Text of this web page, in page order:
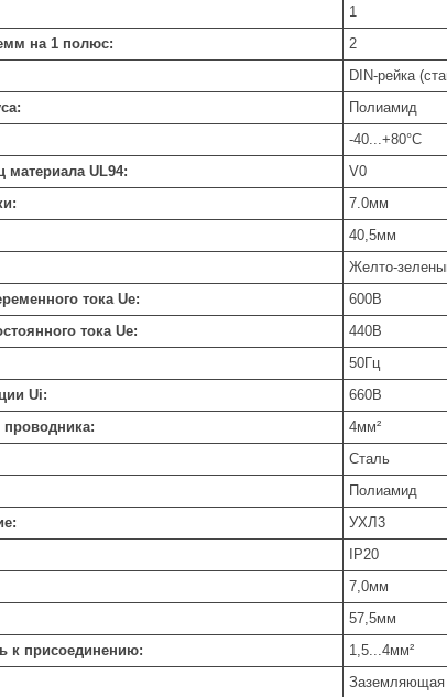
1
на 1 полюс:
2
DIN-рейка
Полиамид
-40...+80°C
материала UL94:
V0
7.0мм
40,5мм
Желто-
тока Ue:
600В
тока Ue:
440В
50Гц
Ui:
660В
проводника:
4мм²
Сталь
Полиамид
УХЛ3
IP20
7,0мм
57,5мм
к присоединению:
1,5...4мм²
Заземляющая